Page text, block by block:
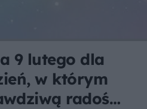
9 lutego dla
w którym
radość